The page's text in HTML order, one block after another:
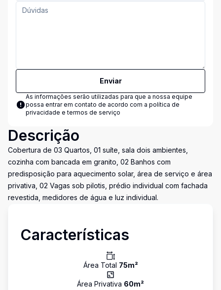
Enviar
As informações serão utilizadas para que a nossa equipe
possa entrar em contato de acordo com a política de
privacidade e termos de serviço
Descrição
Cobertura de 03 Quartos, 01 suíte, sala dois ambientes,
cozinha com bancada em granito, 02 Banhos com
predisposição para aquecimento solar, área de serviço e área
privativa, 02 Vagas sob pilotis, prédio individual com fachada
revestida, medidores de água e luz individual.
Características
Área Total 75m²
Área Privativa 60m²